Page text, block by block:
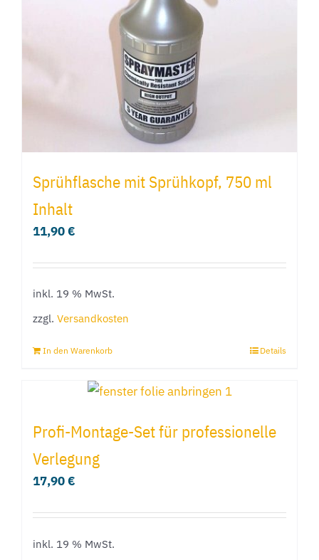
Sprühflasche mit Sprühkopf, 750 ml
Inhalt
11,90€
inkl. 19 % MwSt.
zzgl. Versandkosten
In den Warenkorb Details
Profi-Montage-Set für professionelle
Verlegung
17,90€
inkl. 19 % MwSt.